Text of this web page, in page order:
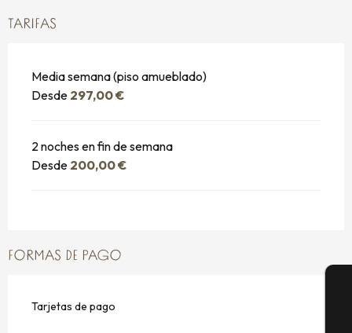
TARIFAS
Media semana (piso amueblado)
Desde 297,00 €
2 noches en fin de semana
Desde 200,00 €
FORMAS DE PAGO
Tarjetas de pago